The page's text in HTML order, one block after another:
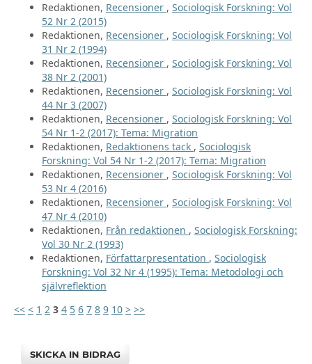
Redaktionen, Recensioner , Sociologisk Forskning: Vol
52 Nr 2 (2015)
Redaktionen, Recensioner , Sociologisk Forskning: Vol
31 Nr 2 (1994)
Redaktionen, Recensioner , Sociologisk Forskning: Vol
38 Nr 2 (2001)
Redaktionen, Recensioner , Sociologisk Forskning: Vol
44 Nr 3 (2007)
Redaktionen, Recensioner , Sociologisk Forskning: Vol
54 Nr 1-2 (2017): Tema: Migration
Redaktionen, Redaktionens tack , Sociologisk
Forskning: Vol 54 Nr 1-2 (2017): Tema: Migration
Redaktionen, Recensioner , Sociologisk Forskning: Vol
53 Nr 4 (2016)
Redaktionen, Recensioner , Sociologisk Forskning: Vol
47 Nr 4 (2010)
Redaktionen, Från redaktionen , Sociologisk Forskning:
Vol 30 Nr 2 (1993)
Redaktionen, Författarpresentation , Sociologisk
Forskning: Vol 32 Nr 4 (1995): Tema: Metodologi och
självreflektion
<< < 1 2 3 4 5 6 7 8 9 10 > >>
SKICKA IN BIDRAG